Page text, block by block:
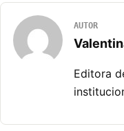
AUTOR
Editora